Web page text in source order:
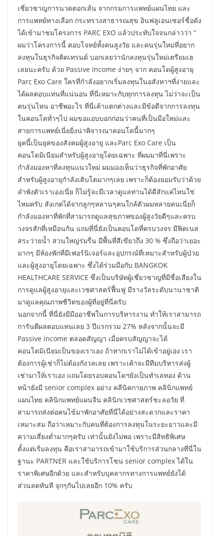
เชี่ยวชาญการนวดตอกเส้น จากกรมการแพทย์แผนไทย และ
การแพทย์ทางเลือก กระทรวงสาธารณสุข อินฟลูเอนเซอร์ชื่อดัง
ได้เข้ามาชมโครงการ PARC EXO แล้วประทับใจจนกล่าวว่า “
ผมว่าโครงการนี้ ตอบโจทย์ทั้งคนสูงวัย และคนรุ่นใหม่ที่อยาก
ลงทุนในธุรกิจติดเทรนด์ บอกเลยว่านักลงทุนรุ่นใหม่เตรียมเฮ
เลยนะครับ ด้วย Passive Income ง่ายๆ จาก คอนโดผู้สูงอายุ
Parc Exo Care ใครที่กำลังอยากเริ่มลงทุนในอสังหาฯที่ง่ายและ
ได้ผลตอบแทนที่แน่นอน ที่นี่เหมาะกับทุกการลงทุน ไม่ว่าจะเป็น
คนรุ่นไหน อาชีพอะไร ที่นี่เค้าแตกต่างและมีข้อดีจากการลงทุน
ในคอนโดทั่วๆไป ผมขอแอบบอกก่อนว่าคนที่เป็นมือใหม่และ
สายการแพทย์เนี่ยยิ่งน่าพิจารณาคอนโดนี้มากๆ
ยุคนี้เป็นยุคของสังคมผู้สูงอายุ และParc Exo Care เป็น
คอนโดมิเนียมสำหรับผู้สูงอายุโดยเฉพาะ ที่ผมมาที่นี่เพราะ
กำลังมองหาที่ลงทุนแนวใหม่ ผมมองเห็นว่าธุรกิจที่พักอาศัย
สำหรับผู้สูงอายุกำลังเติบโตมากๆเลย เพราะก็ต้องยอมรับว่าด้วย
ลำพังตัวเราเองเนี่ย ก็ไม่รู้จะมีเวลาดูแลท่านได้ดีสักแค่ไหนใช่
ไหมครับ สังเกตได้จากลูกๆหลานๆคนใกล้ตัวผมหลายคนเนี่ยก็
กำลังมองหาที่พักที่สามารถดูแลสุขภาพของผู้สูงวัยดีๆและครบ
วงจรสักที่เหมือนกัน แถมที่นี่ยังเป็นคอนโดที่ครบวงจร มีฟิตเนส
สระว่ายน้ำ สวนใหญ่ร่มรื่น มีพื้นที่สีเขียวถึง 30 % ซึ่งถือว่าเยอะ
มากๆ มีห้องพักที่มีเฟอร์นิเจอร์และอุปกรณ์ที่เหมาะสำหรับผู้ป่วย
และผู้สูงอายุโดยเฉพาะ ซึ่งได้ร่วมมือกับ BANGKOK
HEALTHCARE SERVICE ซึ่งเป็นบริษัทผู้เชี่ยวชาญที่มีชื่อเสียงใน
การดูแลผู้สูงอายุและเวชศาสตร์ฟื้นฟู มีรางวัลระดับนานาชาติ
มาดูแลคุณภาพชีวิตของผู้ที่อยู่ที่นี่ครับ
นอกจากนี้ ที่นี่ยังมีมืออาชีพในการบริหารงาน ทำให้เราสามารถ
การันตีผลตอบแทนเลย 3 ปีแรกรวม 27% หลังจากนั้นจะมี
Passive income ตลอดสัญญา เมื่อครบสัญญาจะได้
คอนโดมิเนียมเป็นของเราเอง ถ้าหากเราไม่ได้เข้าอยู่เอง เรา
ต้องการผู้เช่าก็ไม่ต้องกังวลเลย เพราะเค้าจะมีทีมบริหารส่งผู้
เช่ามาให้เราเอง แถมโดยรอบคอนโดฯยังเป็นทำเลทอง ด้าน
หน้ายังมี senior complex อย่าง คลีนิคกายภาพ คลินิกแพทย์
แผนไทย คลินิกแพทย์แผนจีน คลินิกเวชศาสตร์ชะลอวัย ที่
สามารถส่งต่อคนไข้มาพักอาศัยที่นี่ได้อย่างสะดวกและราคา
เหมาะสม ถือว่าเหมาะกับคนที่ต้องการลงทุนในระยะยาวและมี
ความเสี่ยงต่ำมากๆครับ เท่านั้นยังไม่พอ เพราะมีสิทธิพิเศษ
ตั้งแต่เริ่มลงทุน คือเราสามารถเข้ามาใช้บริการส่วนกลางที่นี่ใน
ฐานะ PARTNER และใช้บริการโซน senior complex ได้ใน
ราคาพิเศษอีกด้วย และสำหรับบุคลากรทางการแพทย์ยังได้
ส่วนลดทันที จุกๆกันไปเลยอีก 10% ครับ